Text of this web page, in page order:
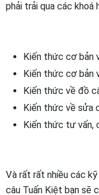
phải trải qua các khoá
Kiến thức cơ bản
Kiến thức cơ bản
Kiến thức về đồ
Kiến thức về sửa
Kiến thức tư vấn,
Và rất rất nhiều các
câu Tuấn Kiệt bạn sẽ